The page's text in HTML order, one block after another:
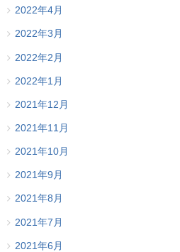
2022年4月
2022年3月
2022年2月
2022年1月
2021年12月
2021年11月
2021年10月
2021年9月
2021年8月
2021年7月
2021年6月